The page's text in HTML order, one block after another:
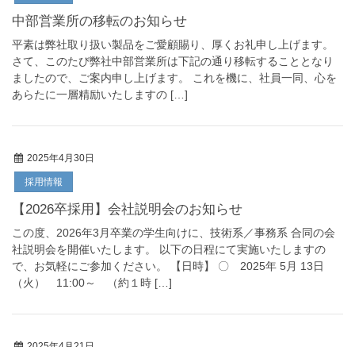
中部営業所の移転のお知らせ
平素は弊社取り扱い製品をご愛顧賜り、厚くお礼申し上げます。
さて、このたび弊社中部営業所は下記の通り移転することとなり
ましたので、ご案内申し上げます。 これを機に、社員一同、心を
あらたに一層精励いたしますの […]
2025年4月30日
採用情報
【2026卒採用】会社説明会のお知らせ
この度、2026年3月卒業の学生向けに、技術系／事務系 合同の会
社説明会を開催いたします。 以下の日程にて実施いたしますの
で、お気軽にご参加ください。 【日時】 〇 2025年 5月 13日
（火） 11:00～ （約１時 […]